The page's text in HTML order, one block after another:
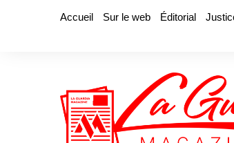
Accueil Sur le web Éditorial